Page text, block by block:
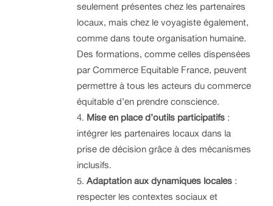
seulement présentes chez les partenaires
locaux, mais chez le voyagiste également,
comme dans toute organisation humaine.
Des formations, comme celles dispensées
par Commerce Equitable France, peuvent
permettre à tous les acteurs du commerce
équitable d’en prendre conscience.
Mise en place d’outils participatifs:
intégrer les partenaires locaux dans la
prise de décision grâce à des mécanismes
inclusifs.
Adaptation aux dynamiques locales:
respecter les contextes sociaux et